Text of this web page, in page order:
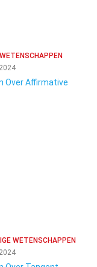
Over Affirmative
WETENSCHAPPEN